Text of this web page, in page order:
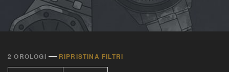
2 OROLOGI — RIPRISTINA FILTRI